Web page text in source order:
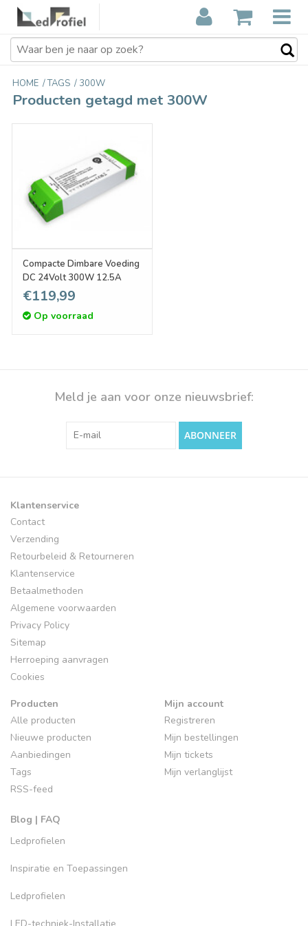
HOME /TAGS / 300W
Producten getagd met 300W
Compacte Dimbare Voeding
DC 24Volt 300W 12.5A
€119,99
Op voorraad
Meld je aan voor onze nieuwsbrief:
ABONNEER
Klantenservice
Contact
Verzending
Retourbeleid & Retourneren
Klantenservice
Betaalmethoden
Algemene voorwaarden
Privacy Policy
Sitemap
Herroeping aanvragen
Cookies
Producten
Alle producten
Nieuwe producten
Aanbiedingen
Tags
RSS-feed
Blog | FAQ
Ledprofielen
Inspiratie en Toepassingen
Ledprofielen
Mijn account
Registreren
Mijn bestellingen
Mijn tickets
Mijn verlanglijst